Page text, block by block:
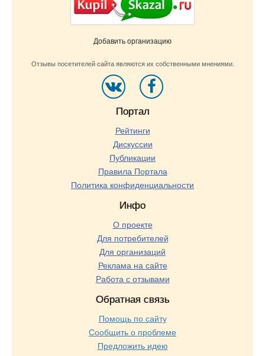
Добавить организацию
Отзывы посетителей сайта являются их собственными мнениями.
Портал
Рейтинги
Дискуссии
Публикации
Правила Портала
Политика конфиденциальности
Инфо
О проекте
Для потребителей
Для организаций
Реклама на сайте
Работа с отзывами
Обратная связь
Помощь по сайту
Сообщить о проблеме
Предложить идею